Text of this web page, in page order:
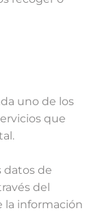
uno de los
que
datos de
del
la información